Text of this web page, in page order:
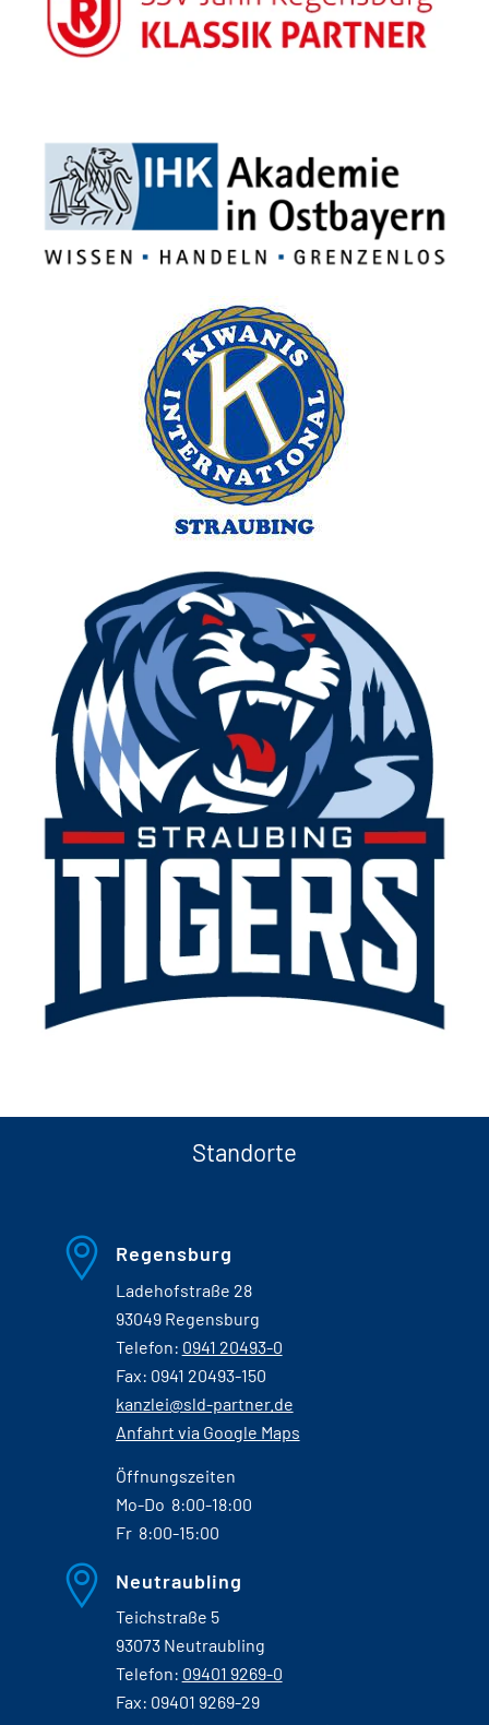
Standorte
Regensburg
Ladehofstraße 28
93049 Regensburg
Telefon: 0941 20493-0
Fax: 0941 20493-150
kanzlei@sld-partner.de
Anfahrt via Google Maps
Öffnungszeiten
Mo-Do 8:00-18:00
Fr 8:00-15:00
Neutraubling
Teichstraße 5
93073 Neutraubling
Telefon: 09401 9269-0
Fax: 09401 9269-29